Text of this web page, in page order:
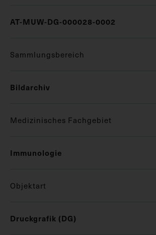
AT-MUW-DG-000028-0002
Sammlungsbereich
Bildarchiv
Medizinisches Fachgebiet
Immunologie
Objektart
Druckgrafik (DG)